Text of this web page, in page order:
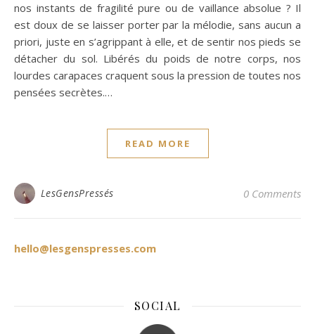
nos instants de fragilité pure ou de vaillance absolue ? Il
est doux de se laisser porter par la mélodie, sans aucun a
priori, juste en s’agrippant à elle, et de sentir nos pieds se
détacher du sol. Libérés du poids de notre corps, nos
lourdes carapaces craquent sous la pression de toutes nos
pensées secrètes.…
READ MORE
LesGensPressés 0 Comments
hello@lesgenspresses.com
SOCIAL